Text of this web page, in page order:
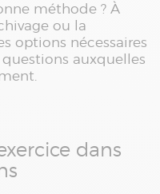
méthode ? À
ou la
options nécessaires
auxquelles
dans